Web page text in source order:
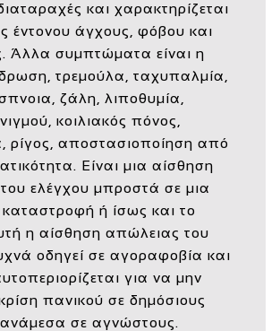
και χαρακτηρίζεται
έντονου άγχους, φόβου και
Άλλα συμπτώματα είναι η
τρεμούλα, ταχυπαλμία,
ζάλη, λιποθυμία,
κοιλιακός πόνος,
ρίγος, αποστασιοποίηση από
Είναι μια αίσθηση
ελέγχου μπροστά σε μια
καταστροφή ή ίσως και το
η αίσθηση απώλειας του
οδηγεί σε αγοραφοβία και
για να μην
πανικού σε δημόσιους
σε αγνώστους.